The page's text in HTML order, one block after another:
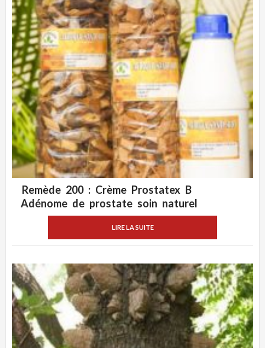
ADD WISHLIST
Remède 200 : Crème Prostatex B
Adénome de prostate soin naturel
LIRE LA SUITE